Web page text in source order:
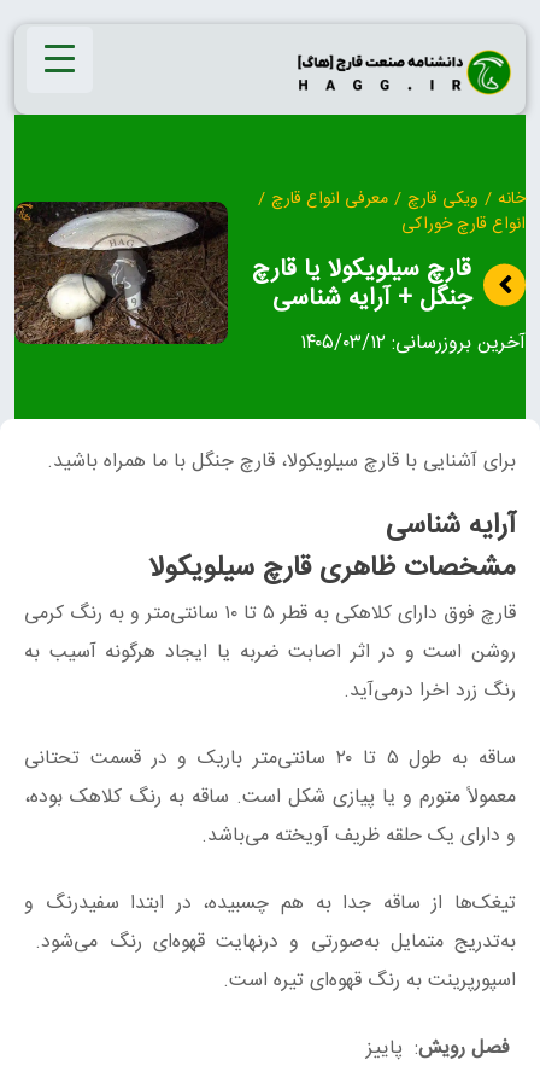
Skip
content
خانه / ویکی قارچ / معرفی انواع قارچ /
انواع قارچ خوراکی
قارچ سیلویکولا یا قارچ
جنگل + آرایه شناسی
آخرین بروزرسانی: ۱۴۰۵/۰۳/۱۲
برای آشنایی با قارچ سیلویکولا، قارچ جنگل با ما همراه باشید.
آرایه شناسی
مشخصات ظاهری قارچ سیلویکولا
قارچ فوق دارای کلاهکی به قطر ۵ تا ۱۰ سانتی‌متر و به رنگ کرمی
روشن است و در اثر اصابت ضربه یا ایجاد هرگونه آسیب به
رنگ زرد اخرا درمی‌آید.
ساقه به طول ۵ تا ۲۰ سانتی‌متر باریک و در قسمت تحتانی
معمولاً متورم و یا پیازی شکل است. ساقه به رنگ کلاهک بوده،
و دارای یک حلقه ظریف آویخته می‌باشد.
تیغک‌ها از ساقه جدا به هم چسبیده، در ابتدا سفیدرنگ و
به‌تدریج متمایل به‌صورتی و درنهایت قهوه‌ای رنگ می‌شود.
اسپورپرینت به رنگ قهوه‌ای تیره است.
فصل رویش: پاییز